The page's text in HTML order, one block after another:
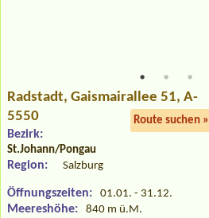
Radstadt, Gaismairallee 51, A-
5550
Route suchen »
Bezirk:
St.Johann/Pongau
Region: Salzburg
Öffnungszeiten: 01.01. - 31.12.
Meereshöhe: 840 m ü.M.